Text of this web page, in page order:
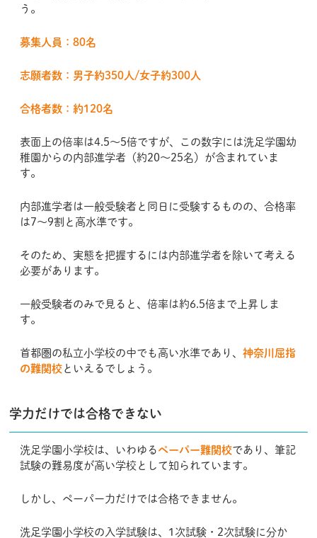
う。
募集人員：80名
志願者数：男子約350人/女子約300人
合格者数：約120名
表面上の倍率は4.5〜5倍ですが、この数字には洗足学園幼
稚園からの内部進学者（約20〜25名）が含まれていま
す。
内部進学者は一般受験者と同日に受験するものの、合格率
は7〜9割と高水準です。
そのため、実態を把握するには内部進学者を除いて考える
必要があります。
一般受験者のみで見ると、倍率は約6.5倍まで上昇しま
す。
首都圏の私立小学校の中でも高い水準であり、神奈川屈指
の難関校 といえるでしょう。
学力だけでは合格できない
洗足学園小学校は、いわゆる ペーパー難関校であり、筆記
試験の難易度が高い学校として知られています。
しかし、ペーパー力だけでは合格できません。
洗足学園小学校の入学試験は、1次試験・2次試験に分か